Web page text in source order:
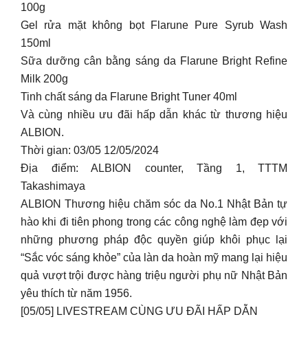
100g
Gel rửa mặt không bọt Flarune Pure Syrub Wash
150ml
Sữa dưỡng cân bằng sáng da Flarune Bright Refine
Milk 200g
Tinh chất sáng da Flarune Bright Tuner 40ml
Và cùng nhiều ưu đãi hấp dẫn khác từ thương hiệu
ALBION.
Thời gian: 03/05 12/05/2024
Địa điểm: ALBION counter, Tầng 1, TTTM
Takashimaya
ALBION Thương hiệu chăm sóc da No.1 Nhật Bản tự
hào khi đi tiên phong trong các công nghệ làm đẹp với
những phương pháp độc quyền giúp khôi phục lại
“Sắc vóc sáng khỏe” của làn da hoàn mỹ mang lại hiệu
quả vượt trội được hàng triệu người phụ nữ Nhật Bản
yêu thích từ năm 1956.
[05/05] LIVESTREAM CÙNG ƯU ĐÃI HẤP DẪN